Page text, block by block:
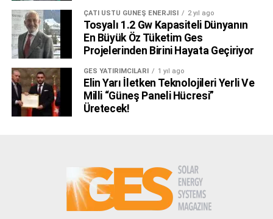
ÇATI ÜSTÜ GÜNEŞ ENERJISI 2 yıl ago
Tosyalı 1.2 Gw Kapasiteli Dünyanın
En Büyük Öz Tüketim Ges
Projelerinden Birini Hayata Geçiriyor
GES YATIRIMCILARI 1 yıl ago
Elin Yarı İletken Teknolojileri Yerli Ve
Milli “Güneş Paneli Hücresi”
Üretecek!